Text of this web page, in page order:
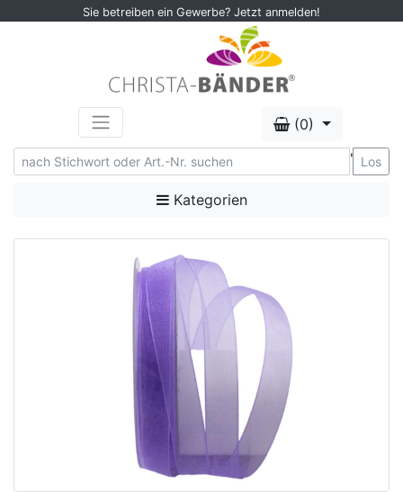
Sie betreiben ein Gewerbe? Jetzt anmelden!
(0)
' Los
Kategorien